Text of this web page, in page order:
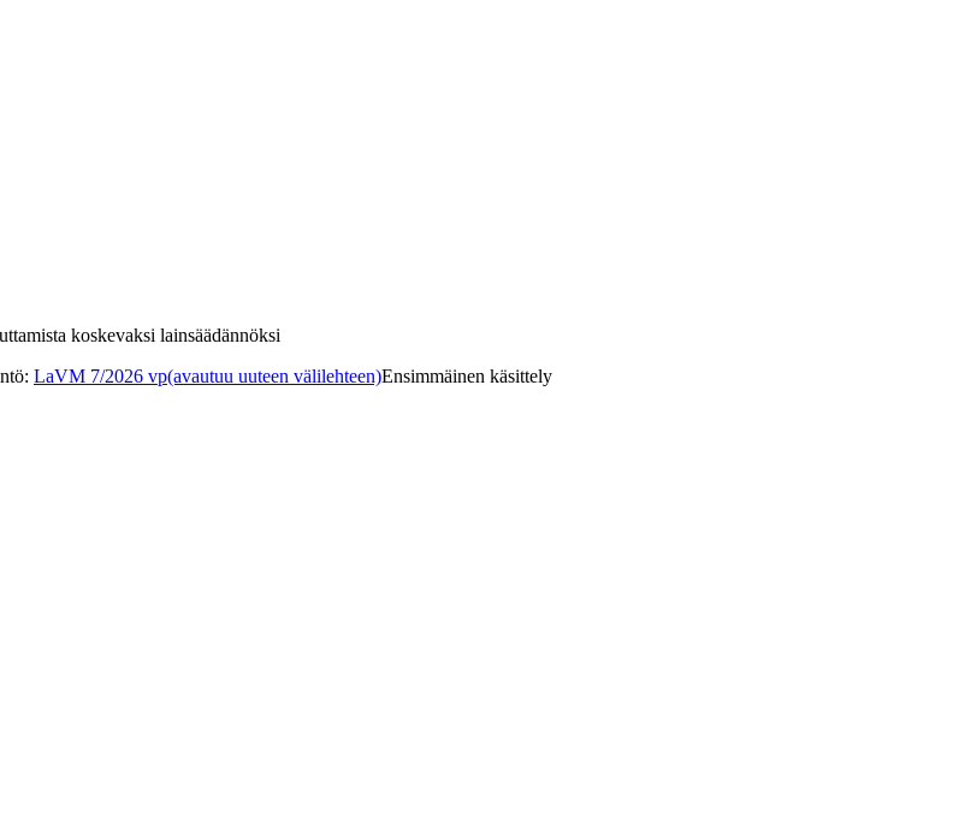
koskevaksi lainsäädännöksi
: LaVM 7/2026 vp(avautuu uuteen välilehteen)Ensimmäinen käsittely